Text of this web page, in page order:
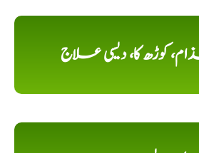
کوڑھ کا، دیسی علاج